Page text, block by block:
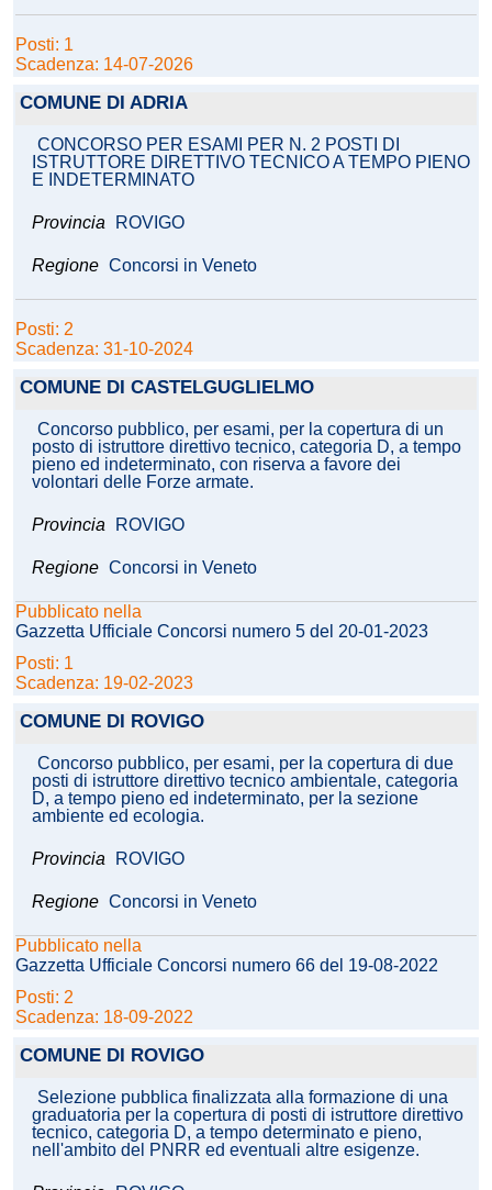
Posti: 1
Scadenza: 14-07-2026
COMUNE DI ADRIA
CONCORSO PER ESAMI PER N. 2 POSTI DI
ISTRUTTORE DIRETTIVO TECNICO A TEMPO PIENO
E INDETERMINATO
Provincia ROVIGO
Regione Concorsi in Veneto
Posti: 2
Scadenza: 31-10-2024
COMUNE DI CASTELGUGLIELMO
Concorso pubblico, per esami, per la copertura di un
posto di istruttore direttivo tecnico, categoria D, a tempo
pieno ed indeterminato, con riserva a favore dei
volontari delle Forze armate.
Provincia ROVIGO
Regione Concorsi in Veneto
Pubblicato nella
Gazzetta Ufficiale Concorsi numero 5 del 20-01-2023
Posti: 1
Scadenza: 19-02-2023
COMUNE DI ROVIGO
Concorso pubblico, per esami, per la copertura di due
posti di istruttore direttivo tecnico ambientale, categoria
D, a tempo pieno ed indeterminato, per la sezione
ambiente ed ecologia.
Provincia ROVIGO
Regione Concorsi in Veneto
Pubblicato nella
Gazzetta Ufficiale Concorsi numero 66 del 19-08-2022
Posti: 2
Scadenza: 18-09-2022
COMUNE DI ROVIGO
Selezione pubblica finalizzata alla formazione di una
graduatoria per la copertura di posti di istruttore direttivo
tecnico, categoria D, a tempo determinato e pieno,
nell'ambito del PNRR ed eventuali altre esigenze.